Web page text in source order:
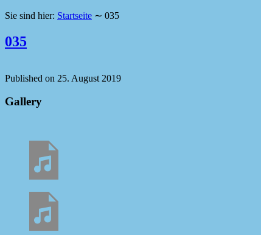
Sie sind hier: Startseite ∼ 035
035
Published on 25. August 2019
Gallery